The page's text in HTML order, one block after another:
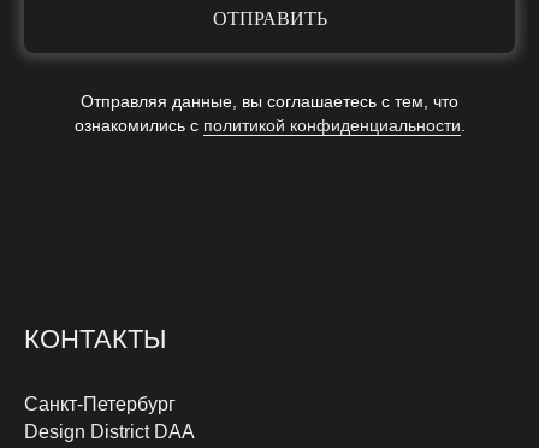
ОТПРАВИТЬ
Отправляя данные, вы соглашаетесь с тем, что
ознакомились c политикой конфиденциальности
КОНТАКТЫ
Санкт-Петербург
Design District DAA